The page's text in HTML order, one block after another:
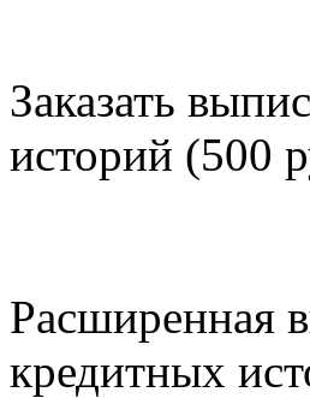
Заказать
историй (500
Расширенная
кредитных